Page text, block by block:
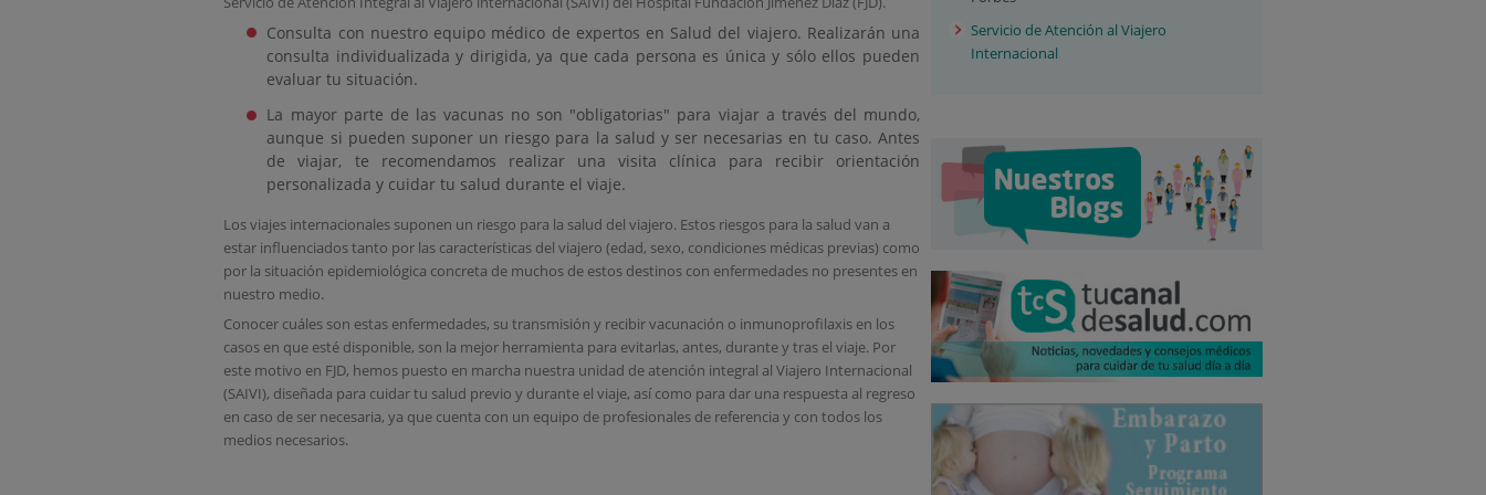
Consulta con nuestro equipo médico de expertos en Salud del viajero. Realizarán una
consulta individualizada y dirigida, ya que cada persona es única y sólo ellos pueden
evaluar tu situación.
La mayor parte de las vacunas no son "obligatorias" para viajar a través del mundo,
aunque si pueden suponer un riesgo para la salud y ser necesarias en tu caso. Antes
de viajar, te recomendamos realizar una visita clínica para recibir orientación
personalizada y cuidar tu salud durante el viaje.
Los viajes internacionales suponen un riesgo para la salud del viajero. Estos riesgos para la salud van a
estar influenciados tanto por las características del viajero (edad, sexo, condiciones médicas previas) como
por la situación epidemiológica concreta de muchos de estos destinos con enfermedades no presentes en
nuestro medio.
Conocer cuáles son estas enfermedades, su transmisión y recibir vacunación o inmunoprofilaxis en los
casos en que esté disponible, son la mejor herramienta para evitarlas, antes, durante y tras el viaje. Por
este motivo en FJD, hemos puesto en marcha nuestra unidad de atención integral al Viajero Internacional
(SAIVI), diseñada para cuidar tu salud previo y durante el viaje, así como para dar una respuesta al regreso
en caso de ser necesaria, ya que cuenta con un equipo de profesionales de referencia y con todos los
medios necesarios.
Servicio de Atención al Viajero
Internacional